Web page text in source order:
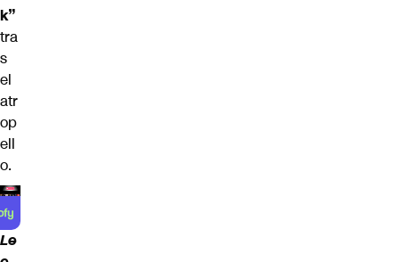
k”
tra
s
el
atr
op
ell
o.
Le